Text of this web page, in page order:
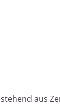
aus